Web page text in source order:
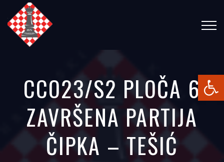
CCO23/S2 PLOČA 6
ZAVRŠENA PARTIJA
ČIPKA – TEŠIĆ